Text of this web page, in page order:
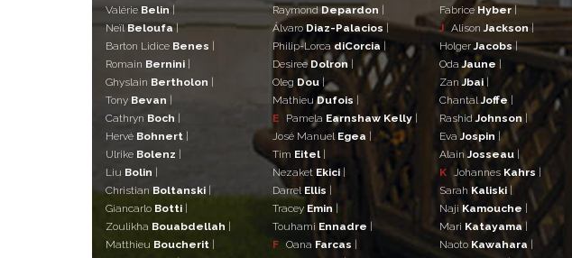
Valérie Belin|
Neïl Beloufa|
Barton Lidice Benes |
Romain Bernini |
Ghyslain Bertholon |
Tony Bevan |
Cathryn Boch |
Hervé Bohnert |
Ulrike Bolenz |
Liu Bolin |
Christian Boltanski |
Giancarlo Botti |
Zoulikha Bouabdellah |
Matthieu Boucherit |
RaymondDepardon |
Álvaro Diaz-Palacios |
Philip-LorcadiCorcia |
Desiree Dolron |
Oleg Dou |
MathieuDufois |
E
Pamela Earnshaw Kelly |
José Manuel Egea |
Tim Eitel |
Nezaket Ekici |
Darrel Ellis |
Tracey Emin |
Touhami Ennadre |
F Oana Farcas |
Fabrice Hyber|
J Alison Jackson|
Holger Jacobs|
OdaJaune |
Zan Jbai|
Chantal Joffe |
RashidJohnson|
EvaJospin |
AlainJosseau |
K
Johannes Kahrs |
Sarah Kaliski |
Naji Kamouche |
Mari Katayama |
Naoto Kawahara |